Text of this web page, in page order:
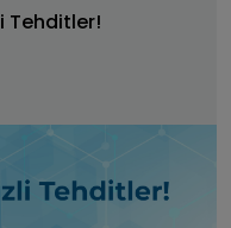
Tehditler!